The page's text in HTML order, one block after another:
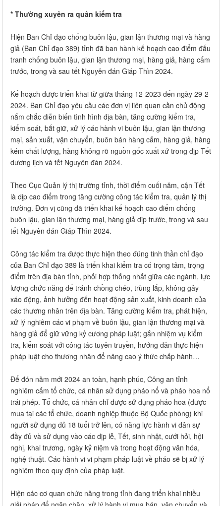
* Thường xuyên ra quân kiểm tra
Hiện Ban Chỉ đạo chống buôn lậu, gian lận thương mại và hàng
giả (Ban Chỉ đạo 389) tỉnh đã ban hành kế hoạch cao điểm đấu
tranh chống buôn lậu, gian lận thương mại, hàng giả, hàng cấm
trước, trong và sau tết Nguyên đán Giáp Thìn 2024.
Kế hoạch được triển khai từ giữa tháng 12-2023 đến ngày 29-2-
2024. Ban Chỉ đạo yêu cầu các đơn vị liên quan cần chủ động
nắm chắc diễn biến tình hình địa bàn, tăng cường kiểm tra,
kiểm soát, bắt giữ, xử lý các hành vi buôn lậu, gian lận thương
mại, sản xuất, vận chuyển, buôn bán hàng cấm, hàng giả, hàng
kém chất lượng, hàng không rõ nguồn gốc xuất xứ trong dịp Tết
dương lịch và tết Nguyên đán 2024.
Theo Cục Quản lý thị trường tỉnh, thời điểm cuối năm, cận Tết
là dịp cao điểm trong tăng cường công tác kiểm tra, quản lý thị
trường. Đơn vị cũng đã triển khai kế hoạch cao điểm chống
buôn lậu, gian lận thương mại, hàng giả dịp trước, trong và sau
tết Nguyên đán Giáp Thìn 2024.
Công tác kiểm tra được thực hiện theo đúng tinh thần chỉ đạo
của Ban Chỉ đạo 389 là triển khai kiểm tra có trọng tâm, trọng
điểm trên địa bàn tỉnh, phối hợp thống nhất giữa các ngành, lực
lượng chức năng để tránh chồng chéo, trùng lắp, không gây
xáo động, ảnh hưởng đến hoạt động sản xuất, kinh doanh của
các thương nhân trên địa bàn. Tăng cường kiểm tra, phát hiện,
xử lý nghiêm các vi phạm về buôn lậu, gian lận thương mại và
hàng giả để giữ vững kỷ cương pháp luật; gắn nhiệm vụ kiểm
tra, kiểm soát với công tác tuyên truyền, hướng dẫn thực hiện
pháp luật cho thương nhân để nâng cao ý thức chấp hành…
Để đón năm mới 2024 an toàn, hạnh phúc, Công an tỉnh
nghiêm cấm tổ chức, cá nhân sử dụng pháo nổ và pháo hoa nổ
trái phép. Tổ chức, cá nhân chỉ được sử dụng pháo hoa (được
mua tại các tổ chức, doanh nghiệp thuộc Bộ Quốc phòng) khi
người sử dụng đủ 18 tuổi trở lên, có năng lực hành vi dân sự
đầy đủ và sử dụng vào các dịp lễ, Tết, sinh nhật, cưới hỏi, hội
nghị, khai trương, ngày kỷ niệm và trong hoạt động văn hóa,
nghệ thuật. Các hành vi vi phạm pháp luật về pháo sẽ bị xử lý
nghiêm theo quy định của pháp luật.
Hiện các cơ quan chức năng trong tỉnh đang triển khai nhiều